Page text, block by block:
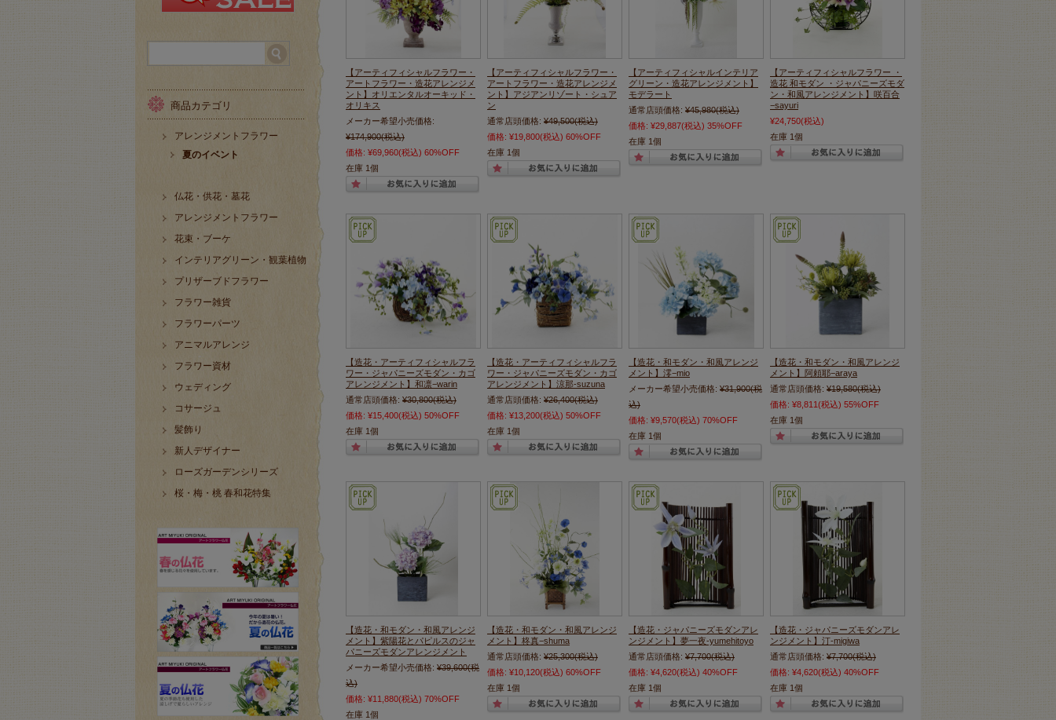
【アーティフィシャルフラワー・
アートフラワー・造花アレンジメ
ント】オリエンタルオーキッド・
オリキス
メーカー希望小売価格:
¥174,900(税込)
価格: ¥69,960(税込) 60%OFF
在庫 1個
【アーティフィシャルフラワー・
アートフラワー・造花アレンジメ
ント】アジアンリゾート・シュア
ン
通常店頭価格: ¥49,500(税込)
価格: ¥19,800(税込) 60%OFF
在庫 1個
【アーティフィシャルインテリア
グリーン・造花アレンジメント】
モデラート
通常店頭価格: ¥45,980(税込)
価格: ¥29,887(税込) 35%OFF
在庫 1個
【アーティフィシャルフラワー ・
造花 和モダン ・ジャパニーズモダ
ン・和風アレンジメント】咲百合
−sayuri
¥24,750(税込)
在庫 1個
【造花・アーティフィシャルフラ
ワー・ジャパニーズモダン・カゴ
アレンジメント】和凛−warin
通常店頭価格: ¥30,800(税込)
価格: ¥15,400(税込) 50%OFF
在庫 1個
【造花・アーティフィシャルフラ
ワー・ジャパニーズモダン・カゴ
アレンジメント】涼那-suzuna
通常店頭価格: ¥26,400(税込)
価格: ¥13,200(税込) 50%OFF
在庫 1個
【造花・和モダン・和風アレンジ
メント】澪−mio
メーカー希望小売価格: ¥31,900(税
込)
価格: ¥9,570(税込) 70%OFF
在庫 1個
【造花・和モダン・和風アレンジ
メント】阿頼耶−araya
通常店頭価格: ¥19,580(税込)
価格: ¥8,811(税込) 55%OFF
在庫 1個
【造花・和モダン・和風アレンジ
メント】紫陽花とパピルスのジャ
パニーズモダンアレンジメント
メーカー希望小売価格: ¥39,600(税
込)
価格: ¥11,880(税込) 70%OFF
在庫 1個
【造花・和モダン・和風アレンジ
メント】柊真−shuma
通常店頭価格: ¥25,300(税込)
価格: ¥10,120(税込) 60%OFF
在庫 1個
【造花・ジャパニーズモダンアレ
ンジメント】夢一夜-yumehitoyo
通常店頭価格: ¥7,700(税込)
価格: ¥4,620(税込) 40%OFF
在庫 1個
【造花・ジャパニーズモダンアレ
ンジメント】汀-migiwa
通常店頭価格: ¥7,700(税込)
価格: ¥4,620(税込) 40%OFF
在庫 1個
商品カテゴリ
アレンジメントフラワー
夏のイベント
仏花・供花・墓花
アレンジメントフラワー
花束・ブーケ
インテリアグリーン・観葉植物
プリザーブドフラワー
フラワー雑貨
フラワーパーツ
アニマルアレンジ
フラワー資材
ウェディング
コサージュ
髪飾り
新人デザイナー
ローズガーデンシリーズ
桜・梅・桃 春和花特集